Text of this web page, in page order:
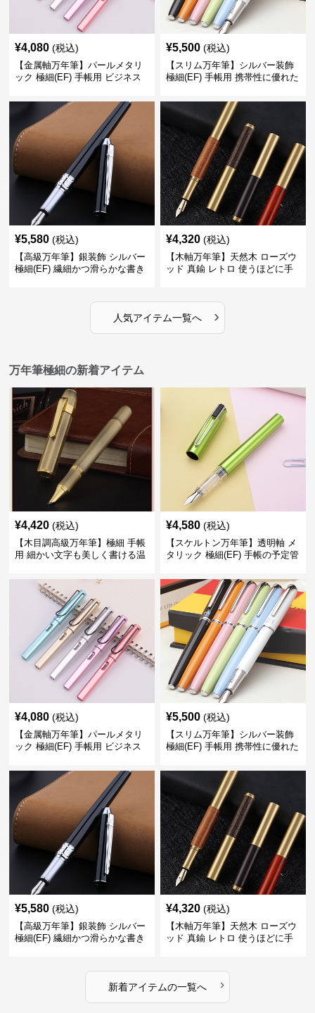
¥4,080 (税込)
【金属軸万年筆】パールメタリ
ック 極細(EF) 手帳用 ビジネス
る
¥5,500 (税込)
【スリム万年筆】シルバー装飾
極細(EF) 手帳用 携帯性に優れた
ートに筆記
¥5,580 (税込)
【高級万年筆】銀装飾 シルバー
極細(EF) 繊細かつ滑らかな書き
¥4,320 (税込)
【木軸万年筆】天然木 ローズウ
ッド 真鍮 レトロ 使うほどに手
人気アイテム一覧へ ›
万年筆極細の新着アイテム
¥4,420 (税込)
【木目調高級万年筆】極細 手帳
用 細かい文字も美しく書ける温
¥4,580 (税込)
【スケルトン万年筆】透明軸 メ
タリック 極細(EF) 手帳の予定管
デザイン
¥4,080 (税込)
【金属軸万年筆】パールメタリ
ック 極細(EF) 手帳用 ビジネス
る
¥5,500 (税込)
【スリム万年筆】シルバー装飾
極細(EF) 手帳用 携帯性に優れた
ートに筆記
¥5,580 (税込)
【高級万年筆】銀装飾 シルバー
極細(EF) 繊細かつ滑らかな書き
¥4,320 (税込)
【木軸万年筆】天然木 ローズウ
ッド 真鍮 レトロ 使うほどに手
新着アイテムの一覧へ ›